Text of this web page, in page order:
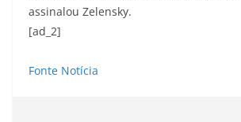
assinalou Zelensky.
[ad_2]
Fonte Notícia